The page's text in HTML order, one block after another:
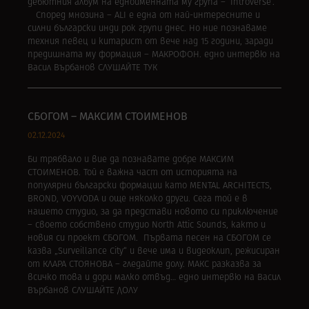
дебютния албум на едноименната му група – ‘Introverse’.
Според мнозина – ALI е една от най-интересните и
силни български инди рок групи днес. Но ние познаваме
техния певец и китарист от вече над 15 години, заради
предишната му формация – МАКРОФОН. едно интервю на
Васил Върбанов СЛУШАЙТЕ ТУК
СБОГОМ – МАКСИМ СТОИМЕНОВ
02.12.2024
Би трябвало и вие да познавате добре МАКСИМ
СТОИМЕНОВ. Той е важна част от историята на
популярни български формации като MENTAL ARCHITECTS,
BROND, VOYVODA и още няколко други. Сега той е в
нашето студио, за да представи новото си приключение
– своето собствено студио North Attic Sounds, както и
новия си проект СБОГОМ. Първата песен на СБОГОМ се
казва „Surveillance City“ и вече има и видеоклип, режисиран
от КЛАРА СТОЯНОВА – гледайте долу. МАКС разказва за
всичко това и дори малко отвъд… едно интервю на Васил
Върбанов СЛУШАЙТЕ ДОЛУ